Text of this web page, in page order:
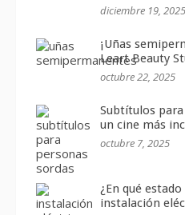
diciembre 19, 2025
¡Uñas
Leart Beauty
octubre 22, 2025
Subtítulos
un cine más
octubre 7, 2025
¿En qué
instalación